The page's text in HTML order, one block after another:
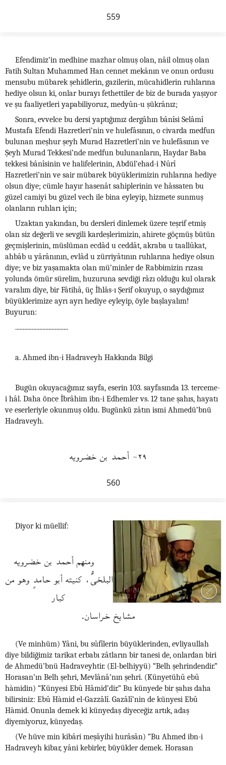
559
Efendimiz’in medhine mazhar olmuş olan, nâil olmuş olan
Fatih Sultan Muhammed Han cennet mekânın ve onun ordusu
mensubu mübarek şehidlerin, gazilerin, mücahidlerin ruhlarına
hediye olsun ki, onlar burayı fethettiler de biz de burada yaşıyor
ve şu faaliyetleri yapabiliyoruz, medyûn-u şükrânız;
Sonra, evvelce bu dersi yaptığımız dergâhın bânîsi Selâmî
Mustafa Efendi Hazretleri’nin ve hulefâsının, o civarda medfun
bulunan meşhur şeyh Murad Hazretleri’nin ve hulefâsının ve
Şeyh Murad Tekkesi’nde medfun bulunanların, Haydar Baba
tekkesi bânîsinin ve halifelerinin, Abdül’ehad-i Nûrî
Hazretleri’nin ve sair mübarek büyüklerimizin ruhlarına hediye
olsun diye; cümle hayır hasenât sahiplerinin ve hâssaten bu
güzel camiyi bu güzel vech ile bina eyleyip, hizmete sunmuş
olanların ruhları için;
Uzaktan yakından, bu dersleri dinlemek üzere teşrif etmiş
olan siz değerli ve sevgili kardeşlerimizin, ahirete göçmüş bütün
geçmişlerinin, müslüman ecdâd u ceddât, akraba u taallûkat,
ahbâb u yârânının, evlâd u zürriyâtının ruhlarına hediye olsun
diye; ve biz yaşamakta olan mü’minler de Rabbimizin rızası
yolunda ömür sürelim, huzuruna sevdiği râzı olduğu kul olarak
varalım diye, bir Fâtihâ, üç İhlâs-ı Şerif okuyup, o saydığımız
büyüklerimize ayrı ayrı hediye eyleyip, öyle başlayalım!
Buyurun:
...................................
a. Ahmed ibn-i Hadraveyh Hakkında Bilgi
Bugün okuyacağımız sayfa, eserin 103. sayfasında 13. terceme-
i hâl. Daha önce İbrâhim ibn-i Edhemler vs. 12 tane şahıs, hayatı
ve eserleriyle okunmuş oldu. Bugünkü zâtın ismi Ahmedü’bnü
Hadraveyh.
٢٩- أحمد بن خضرويه
560
Diyor ki müellif:
ومنهم أحمد بن خضرويه
البلخىُّ، كنيته أبو حامدٍ وهو من
كبار
مشايخ خراسان.
(Ve minhüm) Yâni, bu sûfîlerin büyüklerinden, evliyaullah
diye bildiğimiz tarikat erbabı zâtların bir tanesi de, onlardan biri
de Ahmedü’bnü Hadraveyhtir. (El-belhiyyü) “Belh şehrindendir.”
Horasan’ın Belh şehri, Mevlânâ’nın şehri. (Künyetühû ebû
hàmidin) “Künyesi Ebû Hâmid’dir.” Bu künyede bir şahıs daha
bilirsiniz: Ebû Hàmid el-Gazzâlî. Gazâlî’nin de künyesi Ebû
Hàmid. Onunla demek ki künyedaş diyeceğiz artık, adaş
diyemiyoruz, künyedaş.
(Ve hüve min kibâri meşâyihi hurâsân) “Bu Ahmed ibn-i
Hadraveyh kibar, yâni kebirler, büyükler demek. Horasan